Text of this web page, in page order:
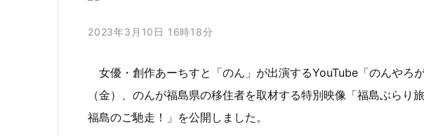
2023年3月10日 16時18分
女優・創作あーちすと「のん」が出演するYouTube「のんやろ
（金）、のんが福島県の移住者を取材する特別映像「福島ぶらり
福島のご馳走！」を公開しました。